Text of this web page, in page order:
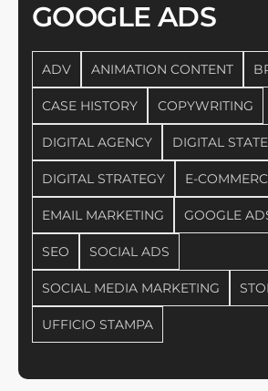
SETTORI
SITE AUDIT GRATUITO
GOOGLE ADS
ADV ANIMATION CONTENT
CASE HISTORY COPYWRITING
DIGITAL AGENCY DIGITAL
DIGITAL STRATEGY E-
EMAIL MARKETING GOOGLE
SEO SOCIAL ADS
SOCIAL MEDIA MARKETING
UFFICIO STAMPA